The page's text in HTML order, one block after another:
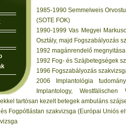
1985-1990 Semmelweis
(SOTE FOK)
1990-1999 Vas Megyei
Osztály, majd Fogszabályozás
1992 magánrendelő megnyitása
1992 Fog- és Szájbetegségek
1996 Fogszabályozás
2006 Implantológia
Implantology, Westfälischen
tartósan kezelt betegek ambuláns
Fogpótlástan szakvizsga (Európai Uniós